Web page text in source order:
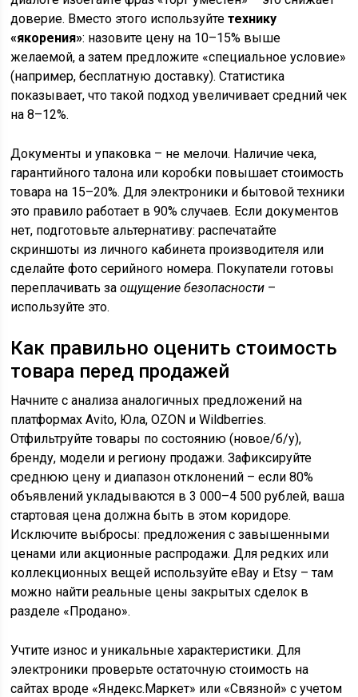
доверие. Вместо этого используйтетехнику
«якорения»: назовите цену на 10–15% выше
желаемой, а затем предложите «специальное условие»
(например, бесплатную доставку). Статистика
показывает, что такой подход увеличивает средний чек
на 8–12%.
Документы и упаковка – не мелочи. Наличие чека,
гарантийного талона или коробки повышает стоимость
товара на 15–20%. Для электроники и бытовой техники
это правило работает в 90% случаев. Если документов
нет, подготовьте альтернативу: распечатайте
скриншоты из личного кабинета производителя или
сделайте фото серийного номера. Покупатели готовы
переплачивать заощущение безопасности –
используйте это.
Как правильно оценить стоимость
товара перед продажей
Начните с анализа аналогичных предложений на
платформах Avito, Юла, OZON и Wildberries.
Отфильтруйте товары по состоянию (новое/б/у),
бренду, модели и региону продажи. Зафиксируйте
среднюю цену и диапазон отклонений – если 80%
объявлений укладываются в 3 000–4 500 рублей, ваша
стартовая цена должна быть в этом коридоре.
Исключите выбросы: предложения с завышенными
ценами или акционные распродажи. Для редких или
коллекционных вещей используйте eBay и Etsy – там
можно найти реальные цены закрытых сделок в
разделе «Продано».
Учтите износ и уникальные характеристики. Для
электроники проверьте остаточную стоимость на
сайтах вроде «Яндекс.Маркет» или «Связной» с учетом